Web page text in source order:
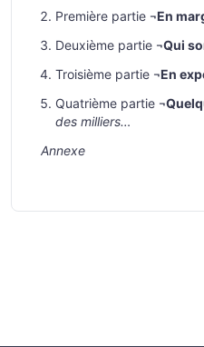
Première partie ¬En
Deuxième partie ¬Qui
Troisième partie ¬En
Quatrième partie ¬
des milliers…
Annexe